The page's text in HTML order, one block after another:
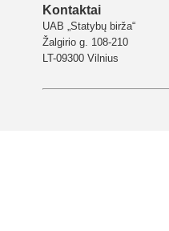
Kontaktai
UAB „Statybų birža“
Žalgirio g. 108-210
LT-09300 Vilnius